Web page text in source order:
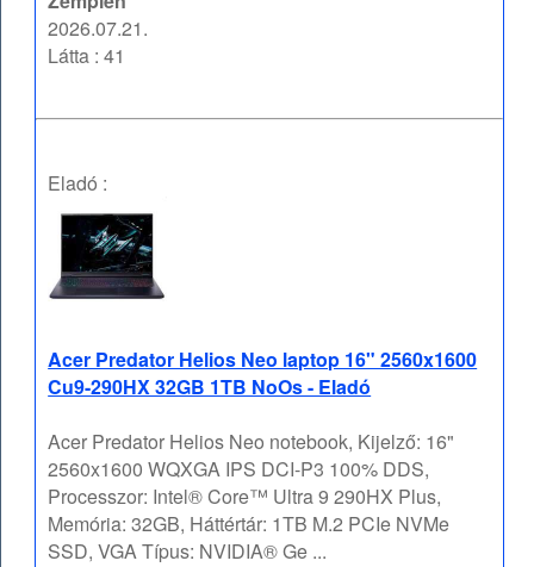
2026.07.21.
Látta : 41
Eladó :
Acer Predator Helios Neo laptop 16" 2560x1600
Cu9-290HX 32GB 1TB NoOs - Eladó
Acer Predator Helios Neo notebook, Kijelző: 16"
2560x1600 WQXGA IPS DCI-P3 100% DDS,
Processzor: Intel® Core™ Ultra 9 290HX Plus,
Memória: 32GB, Háttértár: 1TB M.2 PCIe NVMe
SSD, VGA Típus: NVIDIA® Ge ...